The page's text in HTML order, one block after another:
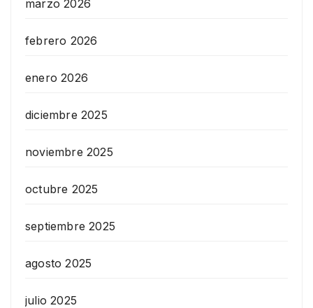
marzo 2026
febrero 2026
enero 2026
diciembre 2025
noviembre 2025
octubre 2025
septiembre 2025
agosto 2025
julio 2025